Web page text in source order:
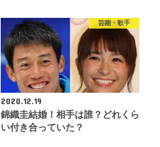
芸能・歌手
2020.12.19
錦織圭結婚！相手は誰？どれくら
い付き合っていた？